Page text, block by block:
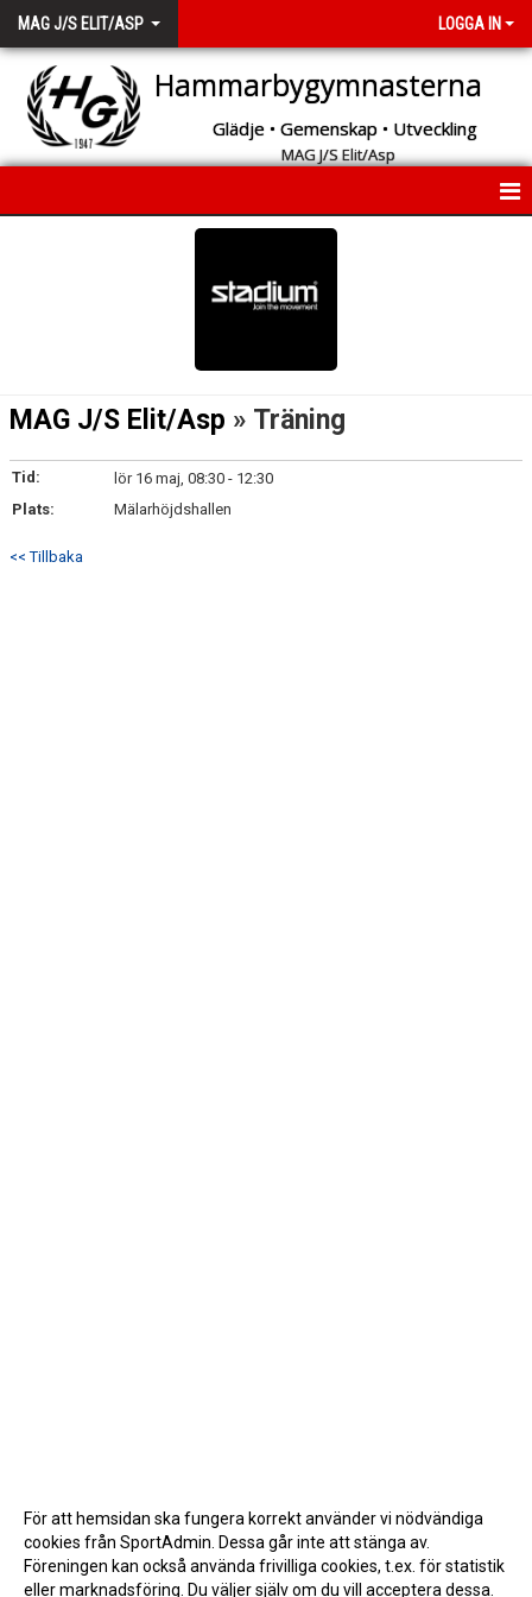
MAG J/S ELIT/ASP LOGGA IN
Hammarbygymnasterna
Glädje • Gemenskap • Utveckling
MAG J/S Elit/Asp
MAG J/S Elit/Asp » Träning
Tid:
lör 16 maj, 08:30 - 12:30
Plats:
Mälarhöjdshallen
<< Tillbaka
För att hemsidan ska fungera korrekt använder vi nödvändiga
cookies från SportAdmin. Dessa går inte att stänga av.
Föreningen kan också använda frivilliga cookies, t.ex. för statistik
eller marknadsföring. Du väljer själv om du vill acceptera dessa.